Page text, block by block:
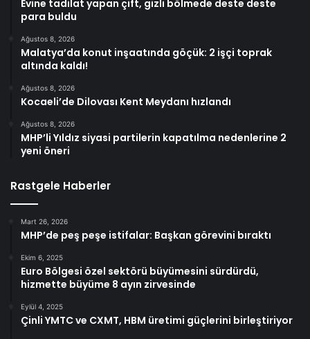
Evine tadilat yapan çift, gizli bölmede deste deste
para buldu
Ağustos 8, 2026
Malatya’da konut inşaatında göçük: 2 işçi toprak
altında kaldı!
Ağustos 8, 2026
Kocaeli’de Dilovası Kent Meydanı hızlandı
Ağustos 8, 2026
MHP’li Yıldız siyasi partilerin kapatılma nedenlerine 2
yeni öneri
Rastgele Haberler
Mart 26, 2026
MHP’de peş peşe istifalar: Başkan görevini bıraktı
Ekim 6, 2025
Euro Bölgesi özel sektörü büyümesini sürdürdü,
hizmette büyüme 8 ayın zirvesinde
Eylül 4, 2025
Çinli YMTC ve CXMT, HBM üretimi güçlerini birleştiriyor